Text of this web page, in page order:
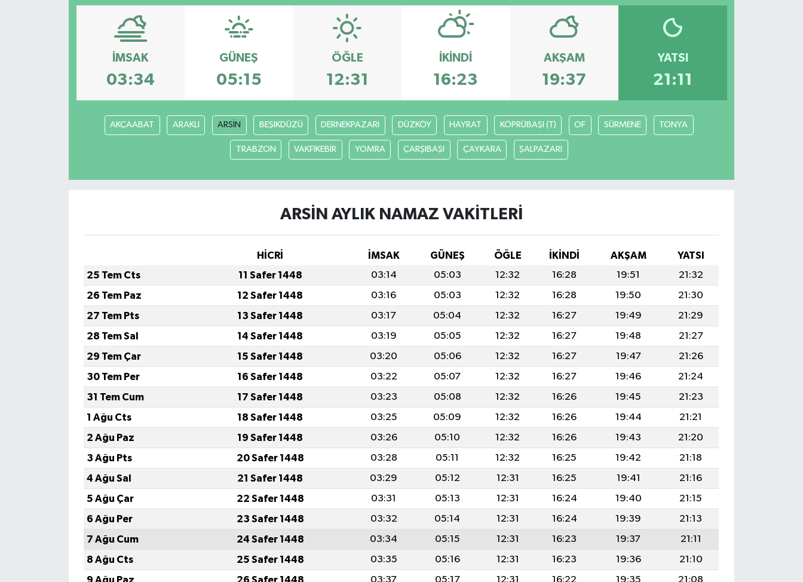
İMSAK
03:34
GÜNEŞ
05:15
ÖĞLE
12:31
İKINDI
16:23
AKŞAM
19:37
YATSI
21:11
AKÇAABAT ARAKLI ARSİN BEŞİKDÜZÜ DERNEKPAZARI DÜZKÖY HAYRAT KÖPRÜBAŞI (T) OF SÜRMENE TONYA
TRABZON VAKFIKEBİR YOMRA ÇARŞIBAŞI ÇAYKARA ŞALPAZARI
ARSİN AYLIK NAMAZ VAKITLERI
HİCRİ İMSAK GÜNEŞ ÖĞLE İKINDI AKŞAM
YATSI
25 Tem Cts
11 Safer 1448 03:14 05:03 12:32 16:28 19:51
21:32
26 Tem Paz
12 Safer 1448 03:16 05:03 12:32 16:28 19:50
21:30
27 Tem Pts
13 Safer 1448 03:17 05:04 12:32 16:27 19:49
21:29
28 Tem Sal
14 Safer 1448 03:19 05:05 12:32 16:27 19:48
21:27
29 Tem Çar
15 Safer 1448 03:20 05:06 12:32 16:27 19:47
21:26
30 Tem Per
16 Safer 1448 03:22 05:07 12:32 16:27 19:46
21:24
31 Tem Cum
17 Safer 1448 03:23 05:08 12:32 16:26 19:45
21:23
1 Ağu Cts
18 Safer 1448 03:25 05:09 12:32 16:26 19:44
21:21
2 Ağu Paz
19 Safer 1448 03:26 05:10 12:32 16:26 19:43
21:20
3 Ağu Pts
20 Safer 1448 03:28 05:11 12:32 16:25 19:42
21:18
4 Ağu Sal
21 Safer 1448 03:29 05:12 12:31 16:25 19:41
21:16
5 Ağu Çar
22 Safer 1448 03:31 05:13 12:31 16:24 19:40
21:15
6 Ağu Per
23 Safer 1448 03:32 05:14 12:31 16:24 19:39
21:13
7 Ağu Cum
24 Safer 1448 03:34 05:15 12:31 16:23 19:37
21:11
8 Ağu Cts
25 Safer 1448 03:35 05:16 12:31 16:23 19:36
21:10